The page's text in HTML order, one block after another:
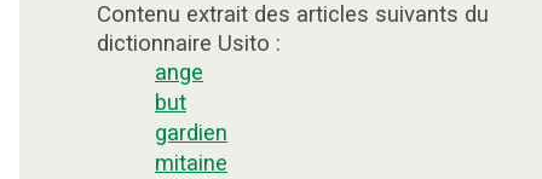
Contenu extrait des articles suivants du
dictionnaire Usito :
ange
but
gardien
mitaine